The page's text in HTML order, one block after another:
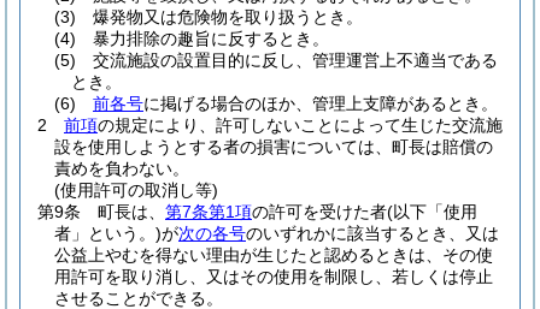
(3)
爆発物又は危険物を取り扱うとき。
(4)
暴力排除の趣旨に反するとき。
(5)
交流施設の設置目的に反し、管理運営上不適当である
とき。
(6)
前各号に掲げる場合のほか、管理上支障があるとき。
2
前項の規定により、許可しないことによって生じた交流施
設を使用しようとする者の損害については、町長は賠償の
責めを負わない。
(使用許可の取消し等)
第9条
町長は、 第7条第1項の許可を受けた者(以下「使用
者」という。)が次の各号のいずれかに該当するとき、又は
公益上やむを得ない理由が生じたと認めるときは、その使
用許可を取り消し、又はその使用を制限し、若しくは停止
させることができる。